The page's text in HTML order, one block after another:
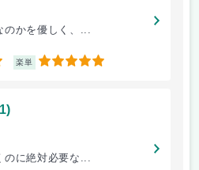
のかを優しく、...
楽単 5
のに絶対必要な...